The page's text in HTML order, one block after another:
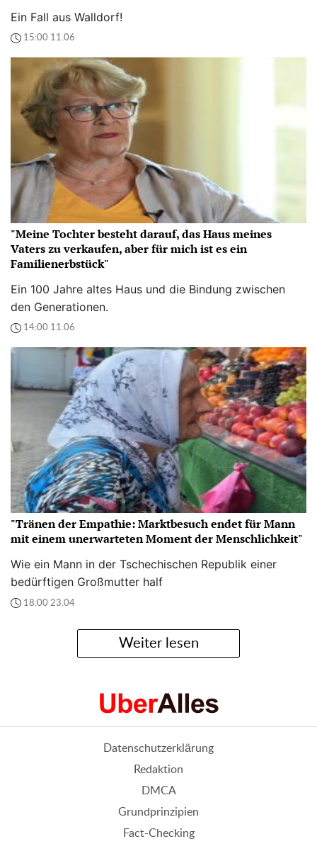
Ein Fall aus Walldorf!
15:00 11.06
"Meine Tochter besteht darauf, das Haus meines
Vaters zu verkaufen, aber für mich ist es ein
Familienerbstück"
Ein 100 Jahre altes Haus und die Bindung zwischen
den Generationen.
14:00 11.06
"Tränen der Empathie: Marktbesuch endet für Mann
mit einem unerwarteten Moment der Menschlichkeit"
Wie ein Mann in der Tschechischen Republik einer
bedürftigen Großmutter half
18:00 23.04
Weiter lesen
Datenschutzerklärung
Redaktion
DMCA
Grundprinzipien
Fact-Checking